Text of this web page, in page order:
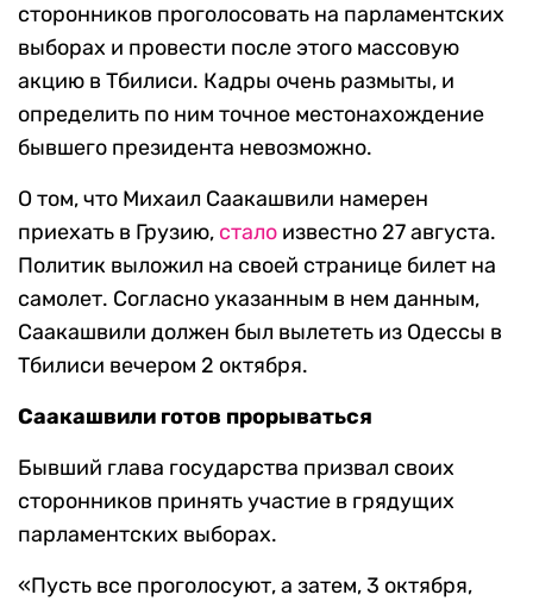
сторонников проголосовать на парламентских
выборах и провести после этого массовую
акцию в Тбилиси. Кадры очень размыты, и
определить по ним точное местонахождение
бывшего президента невозможно.
О том, что Михаил Саакашвили намерен
приехать в Грузию, стало известно 27 августа.
Политик выложил на своей странице билет на
самолет. Согласно указанным в нем данным,
Саакашвили должен был вылететь из Одессы в
Тбилиси вечером 2 октября.
Саакашвили готов прорываться
Бывший глава государства призвал своих
сторонников принять участие в грядущих
парламентских выборах.
«Пусть все проголосуют, а затем, 3 октября,